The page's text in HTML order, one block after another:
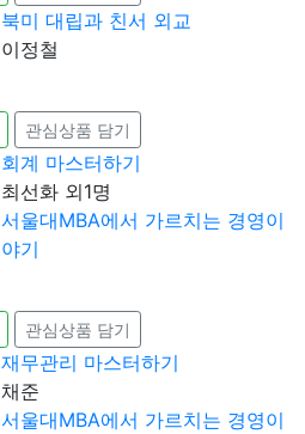
북미 대립과 친서 외교
이정철
관심상품 담기
회계 마스터하기
최선화 외1명
서울대MBA에서 가르치는 경영이
야기
관심상품 담기
재무관리 마스터하기
채준
서울대MBA에서 가르치는 경영이